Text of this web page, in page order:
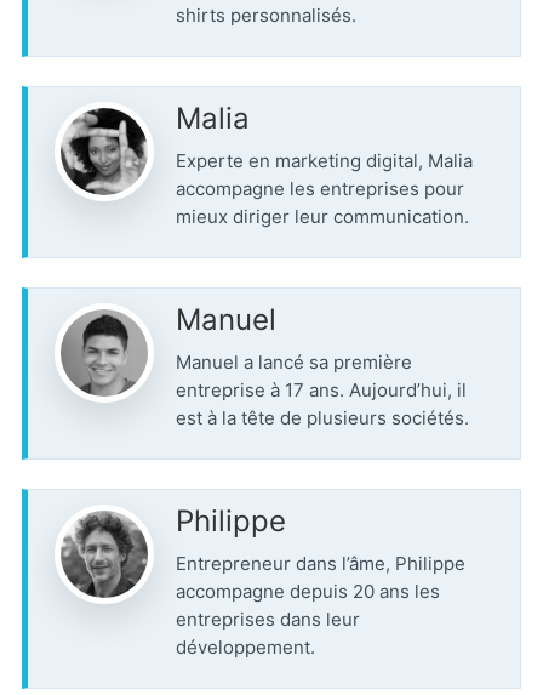
shirts personnalisés.
Malia
Experte en marketing digital, Malia
accompagne les entreprises pour
mieux diriger leur communication.
Manuel
Manuel a lancé sa première
entreprise à 17 ans. Aujourd’hui, il
est à la tête de plusieurs sociétés.
Philippe
Entrepreneur dans l’âme, Philippe
accompagne depuis 20 ans les
entreprises dans leur
développement.